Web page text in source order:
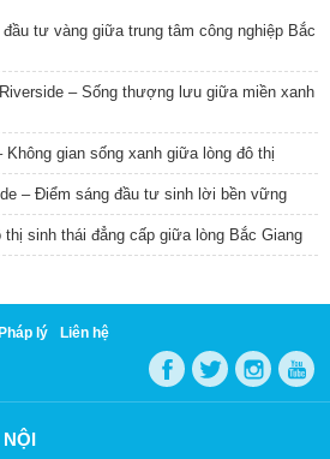
tư vàng giữa trung tâm công nghiệp Bắc
– Sống thượng lưu giữa miền xanh
Không gian sống xanh giữa lòng đô thị
– Điểm sáng đầu tư sinh lời bền vững
sinh thái đẳng cấp giữa lòng Bắc Giang
Pháp lý Liên hệ